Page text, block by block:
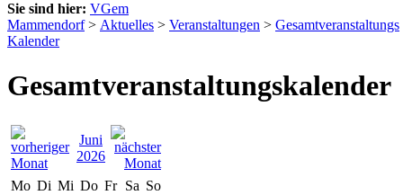
Sie sind hier: VGem
Mammendorf> Aktuelles > Veranstaltungen > Gesamtveranstaltungs
Kalender
Gesamtveranstaltungskalender
Juni
2026
Mo Di Mi Do Fr Sa So